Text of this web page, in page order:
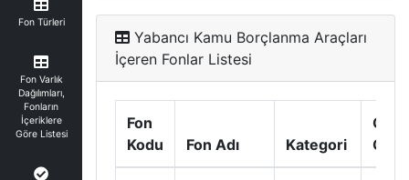
Fon Türleri
Fon Varlık
Dağılımları,
Fonların
İçeriklere
Göre Listesi
Yabancı Kamu Borçlanma Araçları
İçeren Fonlar Listesi
Fon
Kodu
Fon Adı Kategori